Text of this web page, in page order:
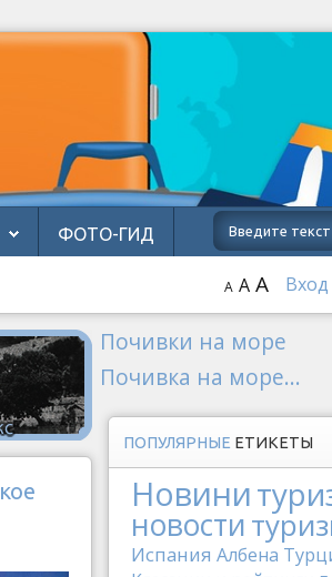
ФОТО-ГИД
Вход
A A A
Почивки на море
Почивка на море...
ПОПУЛЯРНЫЕ ЕТИКЕТЫ
Новини
новости
Испания Албена